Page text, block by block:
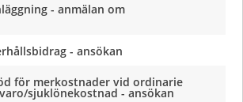
- anmälan om
- ansökan
för merkostnader vid ordinarie
sjuklönekostnad - ansökan